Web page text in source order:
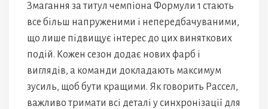
Змагання за титул чемпіона Формули 1 стають
все більш напруженими і непередбачуваними,
що лише підвищує інтерес до цих виняткових
подій. Кожен сезон додає нових фарб і
виглядів, а команди докладають максимум
зусиль, щоб бути кращими. Як говорить Рассел,
важливо тримати всі деталі у синхронізації для